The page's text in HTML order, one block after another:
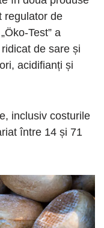
regulator de
Test” a
de sare și
acidifianți și
inclusiv costurile
între 14 și 71